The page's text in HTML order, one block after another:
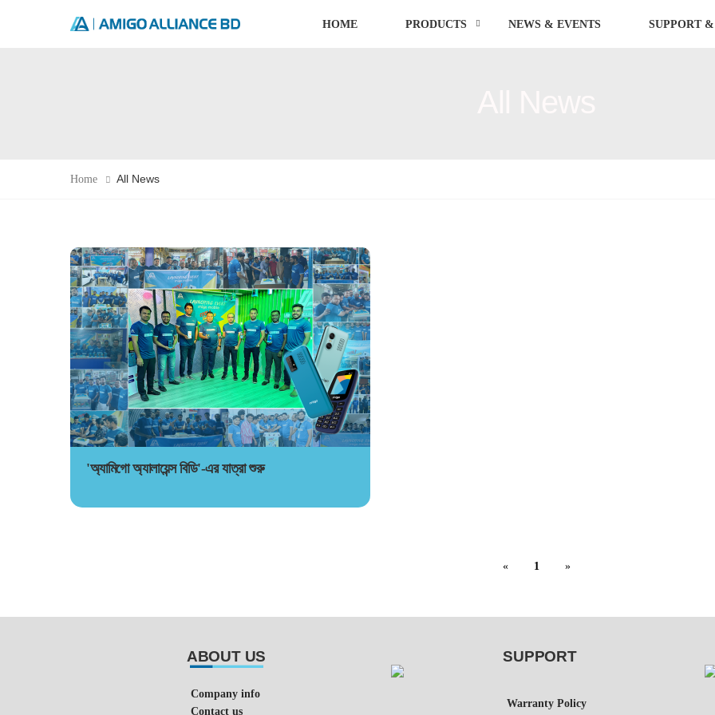
HOME PRODUCTS NEWS & EVENTS SUPPORT
Home All News
'অ্যামিগো অ্যালায়েন্স বিডি'-এর যাত্রা শুরু
« 1 »
ABOUT US
Company info
Contact us
SUPPORT
Warranty Policy